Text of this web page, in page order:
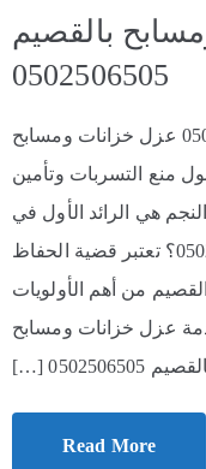
بالقصيم
0502506505
عزل خزانات ومسابح بالقصيم 0502506505 عزل خزانات ومسابح
النجم لحلول منع التسربات وتأمين
هي الرائد الأول في
عزل خزانات ومسابح بالقصيم 0502506505؟ تعتبر قضية الحفاظ
من أهم الأولويات
عزل خزانات ومسابح
0502506505 […]
Read More